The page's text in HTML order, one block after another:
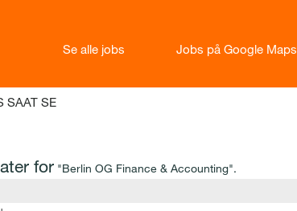
Se alle jobs Jobs på Google Maps
SAAT SE(aktuel
for "Berlin OG Finance & Accounting".